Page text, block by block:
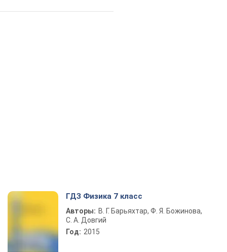
ГДЗ Физика 7 класс
Авторы: В. Г. Барьяхтар, Ф. Я. Божинова,
С. А. Довгий
Год: 2015